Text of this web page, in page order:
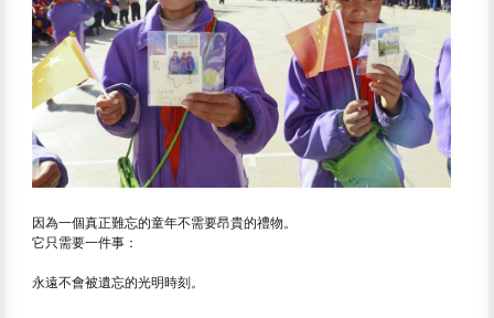
因為一個真正難忘的童年不需要昂貴的禮物。
它只需要一件事：
永遠不會被遺忘的光明時刻。